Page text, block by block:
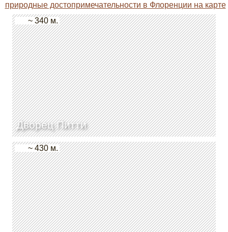
природные достопримечательности в Флоренции на карте
Дворец Питти
~ 340 м.
~ 430 м.